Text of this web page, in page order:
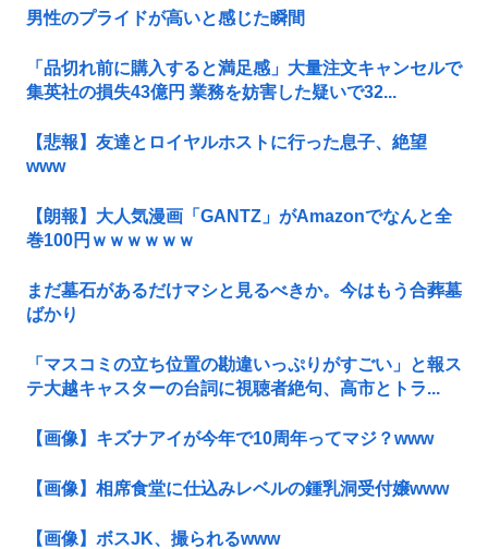
男性のプライドが高いと感じた瞬間
「品切れ前に購入すると満足感」大量注文キャンセルで
集英社の損失43億円 業務を妨害した疑いで32...
【悲報】友達とロイヤルホストに行った息子、絶望
www
【朗報】大人気漫画「GANTZ」がAmazonでなんと全
巻100円ｗｗｗｗｗｗ
まだ墓石があるだけマシと見るべきか。今はもう合葬墓
ばかり
「マスコミの立ち位置の勘違いっぷりがすごい」と報ス
テ大越キャスターの台詞に視聴者絶句、高市とトラ...
【画像】キズナアイが今年で10周年ってマジ？www
【画像】相席食堂に仕込みレベルの鍾乳洞受付嬢www
【画像】ボスJK、撮られるwww